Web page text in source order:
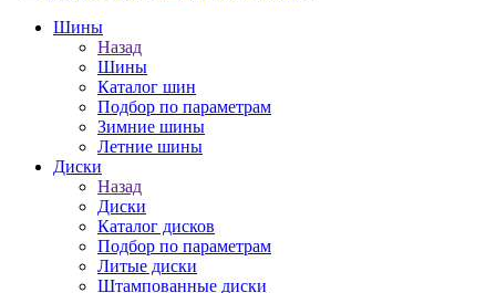
Шины
Назад
Шины
Каталог шин
Подбор по параметрам
Зимние шины
Летние шины
Диски
Назад
Диски
Каталог дисков
Подбор по параметрам
Литые диски
Штампованные диски